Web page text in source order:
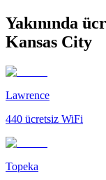
Yakınında
Kansas City
Lawrence
440 ücretsiz WiFi
Topeka